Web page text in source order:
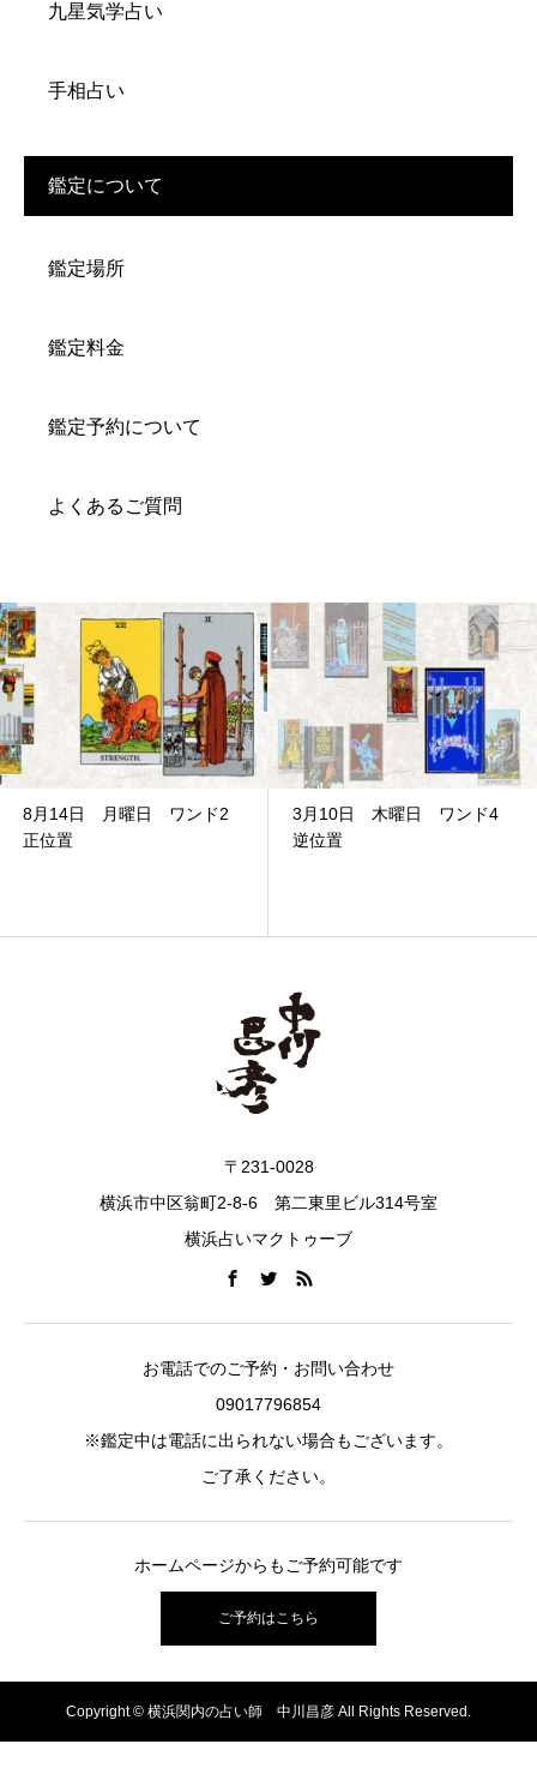
九星気学占い
手相占い
鑑定について
鑑定場所
鑑定料金
鑑定予約について
よくあるご質問
8月14日 月曜日 ワンド2
正位置
3月10日 木曜日 ワンド4
逆位置
〒231-0028
横浜市中区翁町2-8-6 第二東里ビル314号室
横浜占いマクトゥーブ
お電話でのご予約・お問い合わせ
09017796854
※鑑定中は電話に出られない場合もございます。
ご了承ください。
ホームページからもご予約可能です
ご予約はこちら
Copyright © 横浜関内の占い師 中川昌彦 All Rights Reserved.